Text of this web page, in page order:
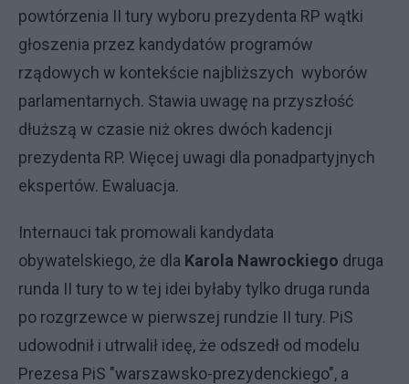
powtórzenia II tury wyboru prezydenta RP wątki
głoszenia przez kandydatów programów
rządowych w kontekście najbliższych wyborów
parlamentarnych. Stawia uwagę na przyszłość
dłuższą w czasie niż okres dwóch kadencji
prezydenta RP. Więcej uwagi dla ponadpartyjnych
ekspertów. Ewaluacja.
Internauci tak promowali kandydata
obywatelskiego, że dla Karola Nawrockiego druga
runda II tury to w tej idei byłaby tylko druga runda
po rozgrzewce w pierwszej rundzie II tury. PiS
udowodnił i utrwalił ideę, że odszedł od modelu
Prezesa PiS "warszawsko-prezydenckiego", a